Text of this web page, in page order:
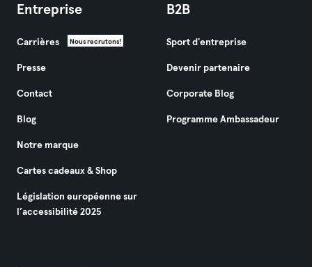
Entreprise
Carrières Nous recrutons!
Presse
Contact
Blog
Notre marque
Cartes cadeaux & Shop
Législation européenne sur
l’accessibilité 2025
B2B
Sport d'entreprise
Devenir partenaire
Corporate Blog
Programme Ambassadeur